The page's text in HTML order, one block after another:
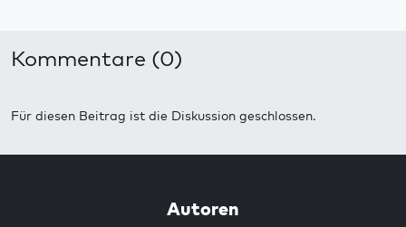
Kommentare (0)
Für diesen Beitrag ist die Diskussion geschlossen.
Autoren